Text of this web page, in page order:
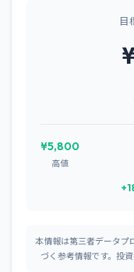
目
¥5,800
高値
本情報は第三者データプ
づく参考情報です。投